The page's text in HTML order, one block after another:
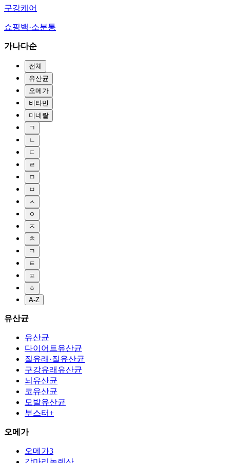
구강케어
쇼핑백·소분통
가나다순
전체
유산균
오메가
비타민
미네랄
ㄱ
ㄴ
ㄷ
ㄹ
ㅁ
ㅂ
ㅅ
ㅇ
ㅈ
ㅊ
ㅋ
ㅌ
ㅍ
ㅎ
A-Z
유산균
유산균
다이어트유산균
질유래·질유산균
구강유래유산균
뇌유산균
코유산균
모발유산균
부스터+
오메가
오메가3